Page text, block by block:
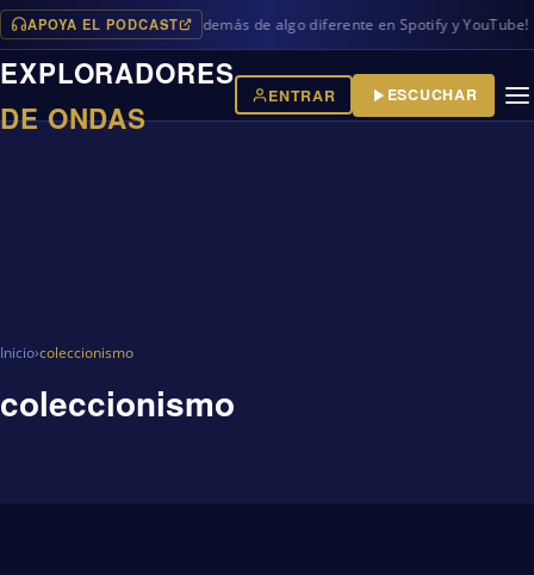
APOYA EL PODCAST
programas en iVoox, además de algo diferente en Spotify y YouTube!
EXPLORADORES
DE ONDAS
ENTRAR ESCUCHAR
Inicio›coleccionismo
coleccionismo